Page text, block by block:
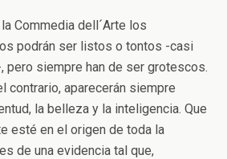
Commedia dell´Arte los
podrán ser listos o tontos -casi
pero siempre han de ser grotescos.
contrario, aparecerán siempre
la belleza y la inteligencia. Que
esté en el origen de toda la
de una evidencia tal que,